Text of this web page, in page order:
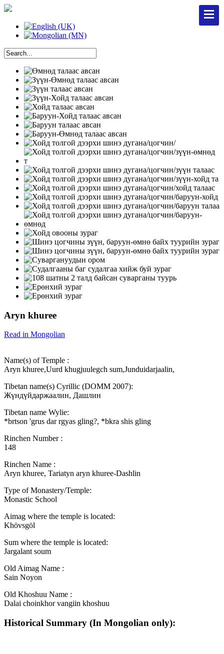
Aryn khuree
Read in Mongolian
Name(s) of Temple :
Aryn khuree,Uurd khugjuulegch sum,Junduidarjaalin,
Tibetan name(s) Cyrillic (DOMM 2007):
Жүндүйдаржаалин, Дашлин
Tibetan name Wylie:
*brtson 'grus dar rgyas gling?, *bkra shis gling
Rinchen Number :
148
Rinchen Name :
Aryn khuree, Tariatyn aryn khuree-Dashlin
Type of Monastery/Temple:
Monastic School
Aimag where the temple is located:
Khövsgöl
Sum where the temple is located:
Jargalant soum
Old Aimag Name :
Sain Noyon
Old Khoshuu Name :
Dalai choinkhor vangiin khoshuu
Historical Summary (In Mongolian only):